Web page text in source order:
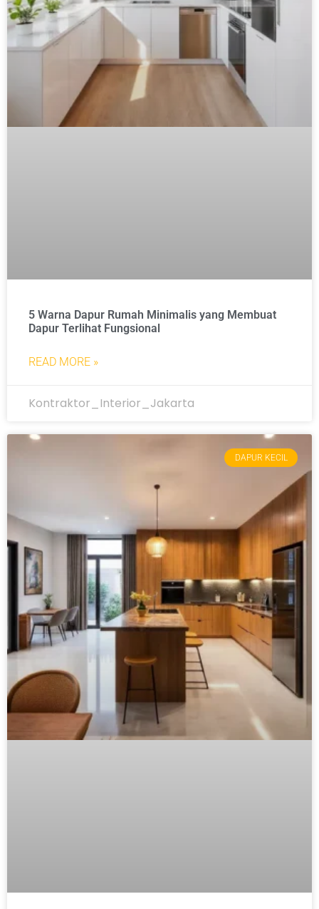
5 Warna Dapur Rumah Minimalis yang Membuat
Dapur Terlihat Fungsional
READ MORE »
Kontraktor_Interior_Jakarta
DAPUR KECIL